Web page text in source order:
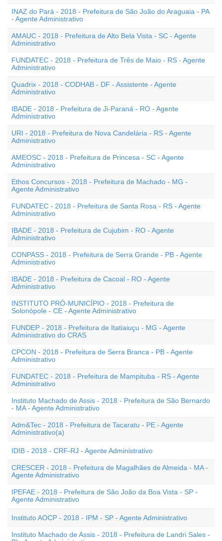
INAZ do Pará - 2018 - Prefeitura de São João do Araguaia - PA
- Agente Administrativo
AMAUC - 2018 - Prefeitura de Alto Bela Vista - SC - Agente
Administrativo
FUNDATEC - 2018 - Prefeitura de Três de Maio - RS - Agente
Administrativo
Quadrix - 2018 - CODHAB - DF - Assistente - Agente
Administrativo
IBADE - 2018 - Prefeitura de Ji-Paraná - RO - Agente
Administrativo
URI - 2018 - Prefeitura de Nova Candelária - RS - Agente
Administrativo
AMEOSC - 2018 - Prefeitura de Princesa - SC - Agente
Administrativo
Ethos Concursos - 2018 - Prefeitura de Machado - MG -
Agente Administrativo
FUNDATEC - 2018 - Prefeitura de Santa Rosa - RS - Agente
Administrativo
IBADE - 2018 - Prefeitura de Cujubim - RO - Agente
Administrativo
CONPASS - 2018 - Prefeitura de Serra Grande - PB - Agente
Administrativo
IBADE - 2018 - Prefeitura de Cacoal - RO - Agente
Administrativo
INSTITUTO PRÓ-MUNICÍPIO - 2018 - Prefeitura de
Solonópole - CE - Agente Administrativo
FUNDEP - 2018 - Prefeitura de Itatiaiuçu - MG - Agente
Administrativo do CRAS
CPCON - 2018 - Prefeitura de Serra Branca - PB - Agente
Administrativo
FUNDATEC - 2018 - Prefeitura de Mampituba - RS - Agente
Administrativo
Instituto Machado de Assis - 2018 - Prefeitura de São Bernardo
- MA - Agente Administrativo
Adm&Tec - 2018 - Prefeitura de Tacaratu - PE - Agente
Administrativo(a)
IDIB - 2018 - CRF-RJ - Agente Administrativo
CRESCER - 2018 - Prefeitura de Magalhães de Almeida - MA -
Agente Administrativo
IPEFAE - 2018 - Prefeitura de São João da Boa Vista - SP -
Agente Administrativo
Instituto AOCP - 2018 - IPM - SP - Agente Administrativo
Instituto Machado de Assis - 2018 - Prefeitura de Landri Sales -